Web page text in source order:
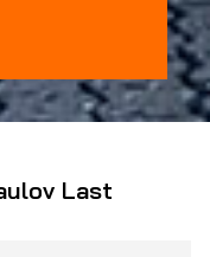
Last